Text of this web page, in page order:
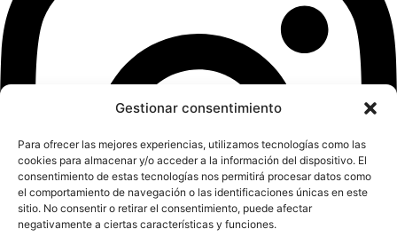
Gestionar consentimiento
Para ofrecer las mejores experiencias, utilizamos tecnologías como las
cookies para almacenar y/o acceder a la información del dispositivo. El
consentimiento de estas tecnologías nos permitirá procesar datos como
el comportamiento de navegación o las identificaciones únicas en este
sitio. No consentir o retirar el consentimiento, puede afectar
negativamente a ciertas características y funciones.